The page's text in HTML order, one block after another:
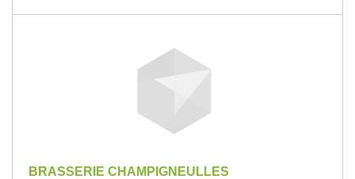
BRASSERIE CHAMPIGNEULLES